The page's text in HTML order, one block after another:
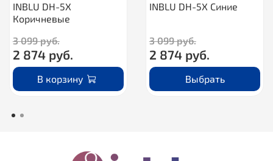
INBLU DH-5X
Коричневые
3 099 руб.
2 874 руб.
В корзину
INBLU DH-5X Синие
3 099 руб.
2 874 руб.
Выбрать